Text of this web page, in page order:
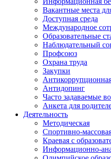
Вакантные места
Доступная среда
Международное
Образовательные
Наблюдательный
Профсоюз
Охрана труда
Закупки
Антидопинг
Часто задаваемые
Анкета для
Деятельность
Методическая
Спортивно-
Краевая с
Информационно-